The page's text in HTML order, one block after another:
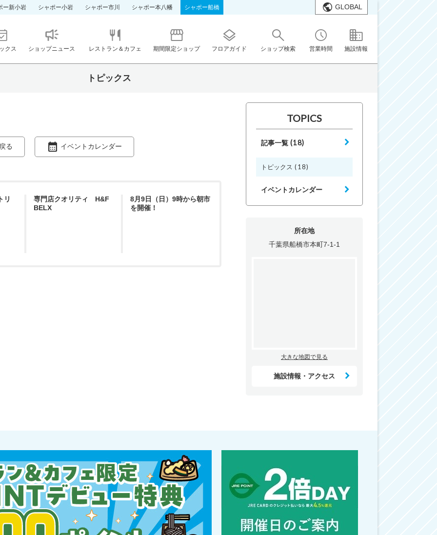
ー新小岩 シャポー小岩 シャポー市川 シャポー本八幡 シャポー船橋 GLOBAL
クス ショップニュース レストラン＆カフェ 期間限定ショップ フロアガイド ショップ検索 営業時間 施設情報
トピックス
る イベントカレンダー
リ
専門店クオリティ H&F
BELX
8月9日（日）9時から朝市
を開催！
TOPICS
記事一覧 (18)
トピックス (18)
イベントカレンダー
所在地
千葉県船橋市本町7-1-1
大きな地図で見る
施設情報・アクセス